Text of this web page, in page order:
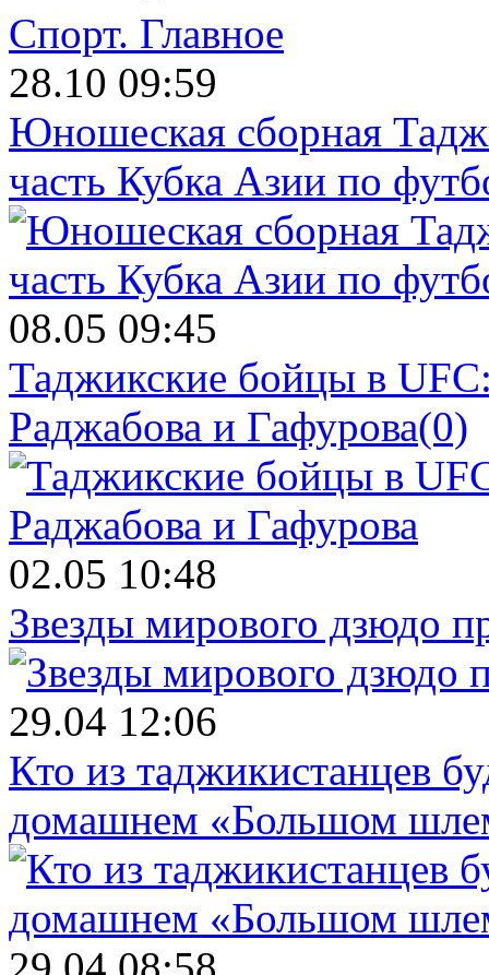
Спорт. Главное
28.10 09:59
Юношеская сборная
часть Кубка Азии по
08.05 09:45
Таджикские бойцы в
Раджабова и Гафурова(0)
02.05 10:48
Звезды мирового дзюдо
29.04 12:06
Кто из таджикистанцев
домашнем «Большом